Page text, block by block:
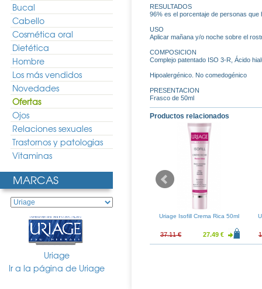
Bucal
Cabello
Cosmética oral
Dietética
Hombre
Los más vendidos
Novedades
Ofertas
Ojos
Relaciones sexuales
Trastornos y patologias
Vitaminas
MARCAS
Uriage
Ir a la página de Uriage
RESULTADOS
96% es el porcentaje de personas
USO
Aplicar mañana y/o noche sobre el
COMPOSICION
Complejo patentado ISO 3-R, Ácido
Hipoalergénico. No comedogénico
PRESENTACION
Frasco de 50ml
Productos relacionados
Corps
Uriage Bariederm Labios 15ml
8.40 €
Uriage Isofill Crema Rica 50ml
37.11 € 27.49 €